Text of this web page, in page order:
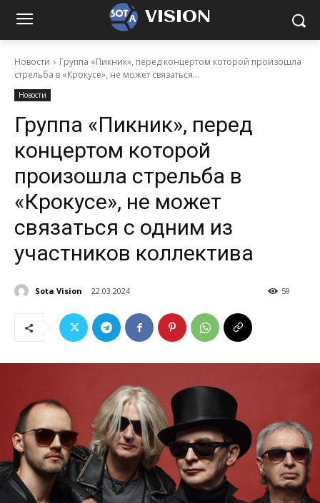
VISION
Новости
Группа «Пикник», перед концертом которой произошла
стрельба в «Крокусе», не может связаться...
Новости
Группа «Пикник», перед
концертом которой
произошла стрельба в
«Крокусе», не может
связаться с одним из
участников коллектива
Sota Vision 22.03.2024 59